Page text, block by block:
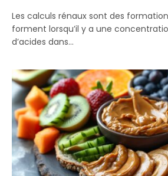
Les calculs rénaux sont des
forment lorsqu’il y a une
d’acides dans…